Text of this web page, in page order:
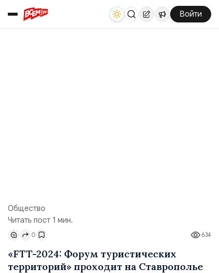
Войти
Общество
Читать пост 1 мин.
634
0
«FTT-2024: Форум туристических
территорий» проходит на Ставрополье